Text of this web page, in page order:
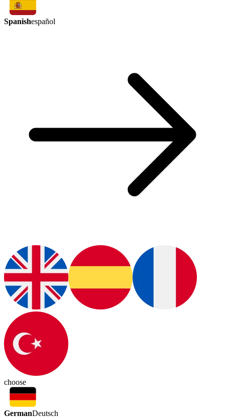
Spanishespañol
choose
GermanDeutsch